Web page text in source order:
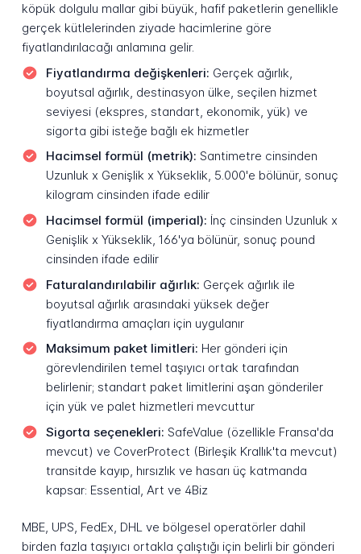
köpük dolgulu mallar gibi büyük, hafif paketlerin genellikle
gerçek kütlelerinden ziyade hacimlerine göre
fiyatlandırılacağı anlamına gelir.
Fiyatlandırma değişkenleri: Gerçek ağırlık,
boyutsal ağırlık, destinasyon ülke, seçilen hizmet
seviyesi (ekspres, standart, ekonomik, yük) ve
sigorta gibi isteğe bağlı ek hizmetler
Hacimsel formül (metrik): Santimetre cinsinden
Uzunluk x Genişlik x Yükseklik, 5.000'e bölünür, sonuç
kilogram cinsinden ifade edilir
Hacimsel formül (imperial): İnç cinsinden Uzunluk x
Genişlik x Yükseklik, 166'ya bölünür, sonuç pound
cinsinden ifade edilir
Faturalandırılabilir ağırlık: Gerçek ağırlık ile
boyutsal ağırlık arasındaki yüksek değer
fiyatlandırma amaçları için uygulanır
Maksimum paket limitleri: Her gönderi için
görevlendirilen temel taşıyıcı ortak tarafından
belirlenir; standart paket limitlerini aşan gönderiler
için yük ve palet hizmetleri mevcuttur
Sigorta seçenekleri: SafeValue (özellikle Fransa'da
mevcut) ve CoverProtect (Birleşik Krallık'ta mevcut)
transitde kayıp, hırsızlık ve hasarı üç katmanda
kapsar: Essential, Art ve 4Biz
MBE, UPS, FedEx, DHL ve bölgesel operatörler dahil
birden fazla taşıyıcı ortakla çalıştığı için belirli bir gönderi